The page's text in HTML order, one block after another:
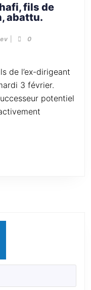
fils de
abattu.
0
3 février.
potentiel